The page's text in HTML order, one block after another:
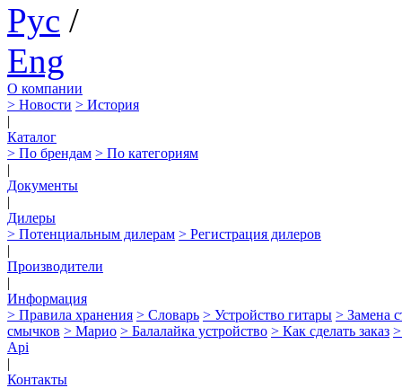
Рус /
Eng
О компании
> Новости > История
|
Каталог
> По брендам > По категориям
|
Документы
|
Дилеры
> Потенциальным дилерам > Регистрация дилеров
|
Производители
|
Информация
> Правила хранения > Словарь > Устройство гитары > Замена
смычков > Марио > Балалайка устройство > Как сделать заказ
Api
|
Контакты